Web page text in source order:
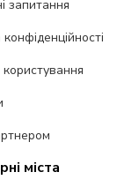
запитання
міста